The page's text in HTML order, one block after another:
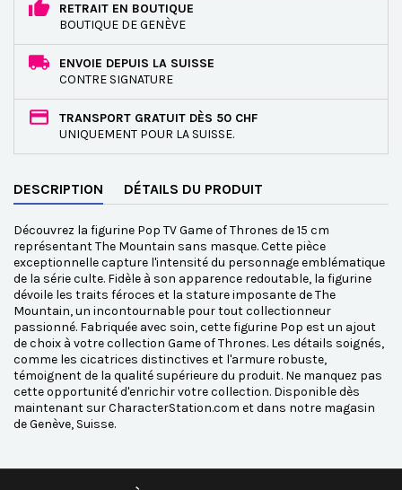
RETRAIT EN BOUTIQUE
BOUTIQUE DE GENÈVE
ENVOIE DEPUIS LA SUISSE
CONTRE SIGNATURE
TRANSPORT GRATUIT DÈS 50 CHF
UNIQUEMENT POUR LA SUISSE.
DESCRIPTION DÉTAILS DU PRODUIT
Découvrez la figurine Pop TV Game of Thrones de 15 cm
représentant The Mountain sans masque. Cette pièce
exceptionnelle capture l'intensité du personnage emblématique
de la série culte. Fidèle à son apparence redoutable, la figurine
dévoile les traits féroces et la stature imposante de The
Mountain, un incontournable pour tout collectionneur
passionné. Fabriquée avec soin, cette figurine Pop est un ajout
de choix à votre collection Game of Thrones. Les détails soignés,
comme les cicatrices distinctives et l'armure robuste,
témoignent de la qualité supérieure du produit. Ne manquez pas
cette opportunité d'enrichir votre collection. Disponible dès
maintenant sur CharacterStation.com et dans notre magasin
de Genève, Suisse.